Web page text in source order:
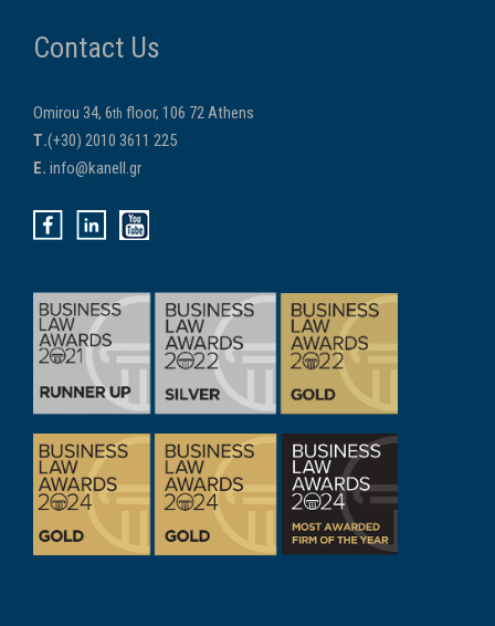
Contact Us
Omirou 34, 6th floor, 106 72 Athens
Τ.(+30) 2010 3611 225
E. info@kanell.gr